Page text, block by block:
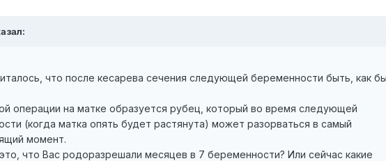
что после кесарева сечения следующей беременности быть, как
операции на матке образуется рубец, который во время следующей
(когда матка опять будет растянута) может разорваться в самый
момент.
что Вас родоразрешали месяцев в 7 беременности? Или сейчас какие